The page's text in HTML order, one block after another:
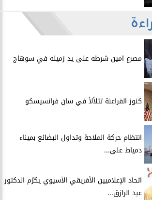
مصرع امين شرطه على يد زميله في سوهاج
​كنوز الفراعنة تتلألأ في سان فرانسيسكو
انتظام حركة الملاحة وتداول البضائع بميناء
دمياط على...
اتحاد الإعلاميين الأفريقي الآسيوي يكرّم الدكتور
عبد الرازق...